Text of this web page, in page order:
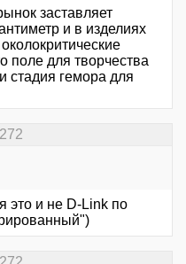
заставляет
и в изделиях
поле для творчества
стадия гемора для
это и не D-Link по